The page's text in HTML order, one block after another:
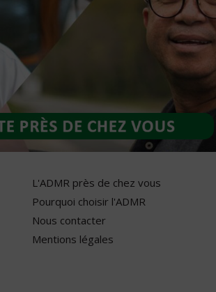
L'ADMR près de chez vous
Pourquoi choisir l'ADMR
Nous contacter
Mentions légales